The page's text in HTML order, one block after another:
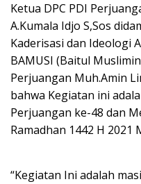
Ketua DPC PDI
A.Kumala Idjo S,Sos
Kaderisasi dan Ideologi
BAMUSI (Baitul
Perjuangan Muh.Amin
bahwa Kegiatan ini
Perjuangan ke-48 dan
Ramadhan 1442 H 2021
“Kegiatan Ini adalah